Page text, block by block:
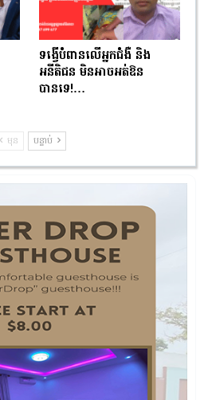
ទង្វើបំពានលើអ្នកជំងឺ និង
អនីតិជន មិនអាចអត់ឱន
បានទេ!…
មុន បន្ទាប់